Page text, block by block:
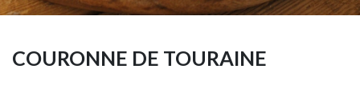
COURONNE DE TOURAINE